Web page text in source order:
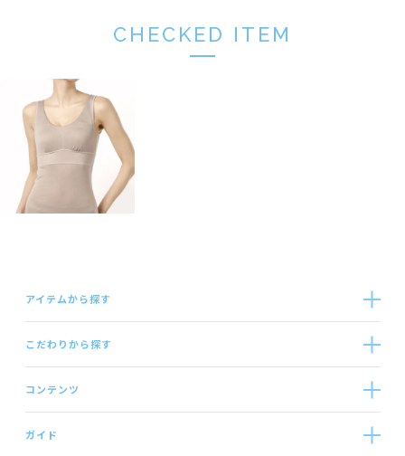
CHECKED ITEM
アイテムから探す
こだわりから探す
コンテンツ
ガイド